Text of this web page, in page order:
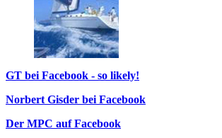
GT bei Facebook - so likely!
Norbert Gisder bei Facebook
Der MPC auf Facebook